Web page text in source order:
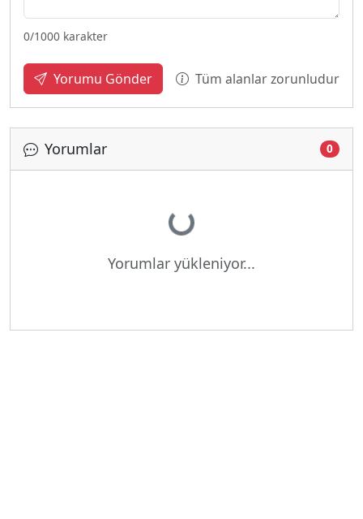
0/1000 karakter
Yorumu Gönder Tüm alanlar zorunludur
Yorumlar 0
Yükleniyor...
Yorumlar yükleniyor...